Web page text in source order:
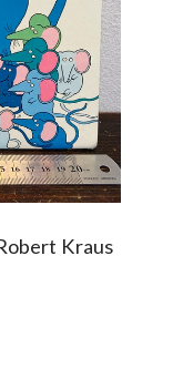
Kraus